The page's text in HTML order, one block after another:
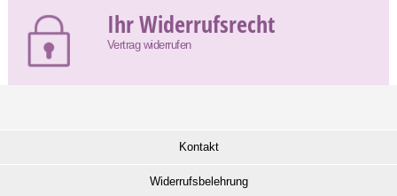
Ihr Widerrufsrecht
Vertrag widerrufen
Kontakt
Widerrufsbelehrung